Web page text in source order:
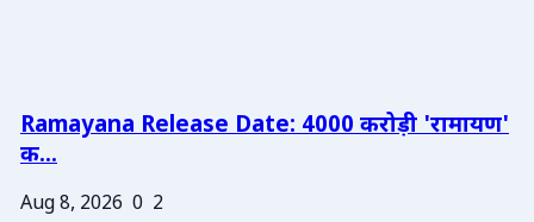
Ramayana Release Date: 4000 करोड़ी 'रामायण'
क...
Aug 8, 2026 0 2